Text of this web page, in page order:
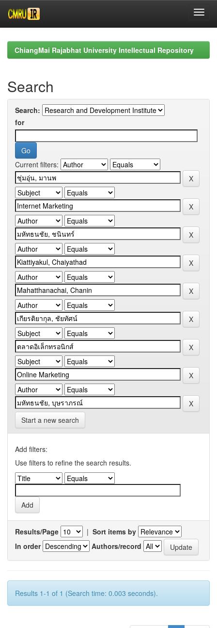
navigationChiangMai Rajabhat University Intellectual Repository
Search
Search:
for
Current filters:
Start a new search
Add filters:
Use filters to refine the search results.
Results/Page | Sort items by
In order
Authors/record
Results 1-1 of 1 (Search time: 0.003 seconds).